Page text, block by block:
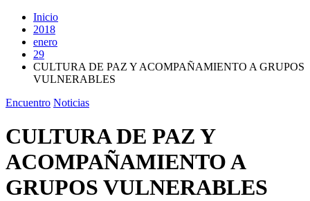
Inicio
2018
enero
29
CULTURA DE PAZ Y ACOMPAÑAMIENTO A GRUPOS
VULNERABLES
Encuentro Noticias
CULTURA DE PAZ Y
ACOMPAÑAMIENTO A
GRUPOS VULNERABLES